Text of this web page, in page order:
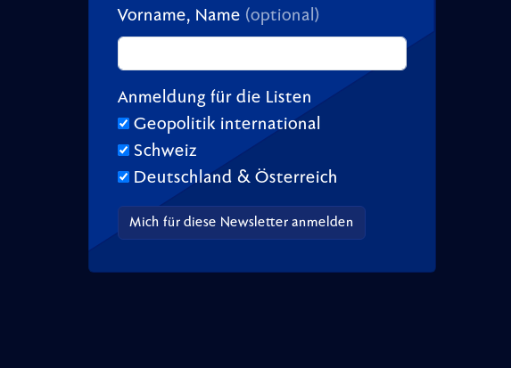
Vorname, Name (optional)
Anmeldung für die Listen
Geopolitik international
Schweiz
Deutschland & Österreich